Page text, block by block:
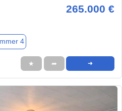
265.000 €
4
★ ➦ ➜